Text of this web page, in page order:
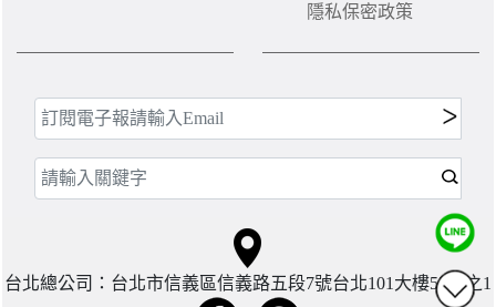
隱私保密政策
台北總公司：台北市信義區信義路五段7號台北101大樓57樓之1